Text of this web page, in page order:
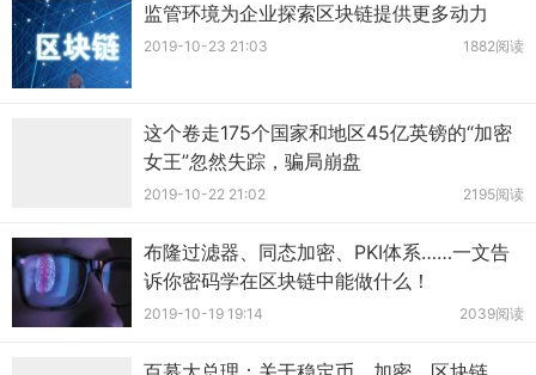
监管环境为企业探索区块链提供更多动力
2019-10-23 21:03 1882阅读
这个卷走175个国家和地区45亿英镑的“加密
女王”忽然失踪，骗局崩盘
2019-10-22 21:02 2195阅读
布隆过滤器、同态加密、PKI体系……一文告
诉你密码学在区块链中能做什么！
2019-10-19 19:14 2039阅读